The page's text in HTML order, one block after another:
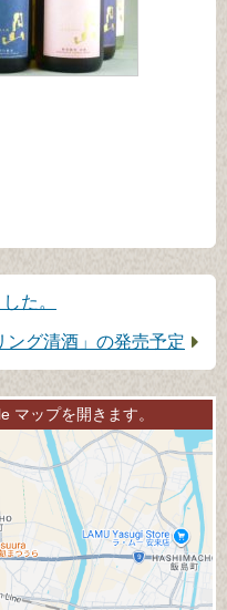
た。
グ清酒」の発売予定
マップを開きます。